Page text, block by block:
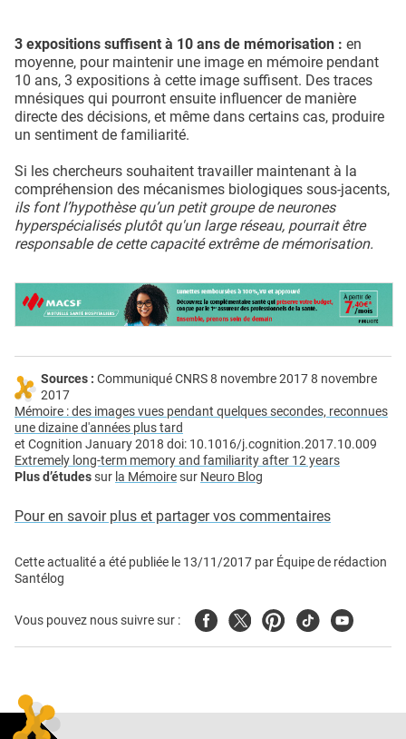
3 expositions suffisent à 10 ans de mémorisation : en
moyenne, pour maintenir une image en mémoire pendant
10 ans, 3 expositions à cette image suffisent. Des traces
mnésiques qui pourront ensuite influencer de manière
directe des décisions, et même dans certains cas, produire
un sentiment de familiarité.
Si les chercheurs souhaitent travailler maintenant à la
compréhension des mécanismes biologiques sous-jacents,
ils font l’hypothèse qu’un petit groupe de neurones
hyperspécialisés plutôt qu'un large réseau, pourrait être
responsable de cette capacité extrême de mémorisation.
Sources : Communiqué CNRS 8 novembre 2017 8 novembre
2017
Mémoire : des images vues pendant quelques secondes, reconnues
une dizaine d'années plus tard
et Cognition January 2018 doi: 10.1016/j.cognition.2017.10.009
Extremely long-term memory and familiarity after 12 years
Plus d’étudessur la Mémoiresur Neuro Blog
Pour en savoir plus et partager vos commentaires
Cette actualité a été publiée le 13/11/2017 par Équipe de rédaction
Santélog
Vous pouvez nous suivre sur : FacebookTwitterPinterest
TiktokYoutube